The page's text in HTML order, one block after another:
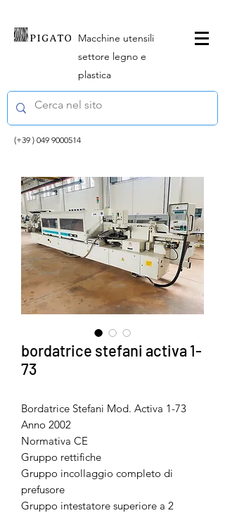
Macchine utensili
settore legno e
plastica
(+39 ) 049 9000514
bordatrice stefani activa 1-
73
Bordatrice Stefani Mod. Activa 1-73
Anno 2002
Normativa CE
Gruppo rettifiche
Gruppo incollaggio completo di
prefusore
Gruppo intestatore superiore a 2